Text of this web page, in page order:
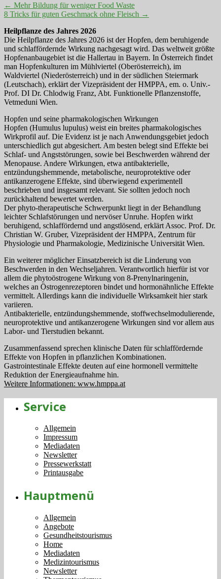
← Mehr Bildung für weniger Food Waste
8 Tricks für guten Geschmack ohne Fleisch →
Heilpflanze des Jahres 2026
Die Heilpflanze des Jahres 2026 ist der Hopfen, dem beruhigende
und schlaffördernde Wirkung nachgesagt wird. Das weltweit größte
Hopfenanbaugebiet ist die Hallertau in Bayern. In Österreich findet
man Hopfenkulturen im Mühlviertel (Oberösterreich), im
Waldviertel (Niederösterreich) und in der südlichen Steiermark
(Leutschach), erklärt der Vizepräsident der HMPPA, em. o. Univ.-
Prof. DI Dr. Chlodwig Franz, Abt. Funktionelle Pflanzenstoffe,
Vetmeduni Wien.
Hopfen und seine pharmakologischen Wirkungen
Hopfen (Humulus lupulus) weist ein breites pharmakologisches
Wirkprofil auf. Die Evidenz ist je nach Anwendungsgebiet jedoch
unterschiedlich gut abgesichert. Am besten belegt sind Effekte bei
Schlaf- und Angststörungen, sowie bei Beschwerden während der
Menopause. Andere Wirkungen, etwa antibakterielle,
entzündungshemmende, metabolische, neuroprotektive oder
antikanzerogene Effekte, sind überwiegend experimentell
beschrieben und insgesamt relevant. Sie sollten jedoch noch
zurückhaltend bewertet werden.
Der phyto-therapeutische Schwerpunkt liegt in der Behandlung
leichter Schlafstörungen und nervöser Unruhe. Hopfen wirkt
beruhigend, schlaffördernd und angstlösend, erklärt Assoc. Prof. Dr.
Christian W. Gruber, Vizepräsident der HMPPA, Zentrum für
Physiologie und Pharmakologie, Medizinische Universität Wien.
Ein weiterer möglicher Einsatzbereich ist die Linderung von
Beschwerden in den Wechseljahren. Verantwortlich hierfür ist vor
allem die phytoöstrogene Wirkung von 8-Prenylnaringenin,
welches an Östrogenrezeptoren bindet und hormonähnliche Effekte
vermittelt. Allerdings kann die individuelle Wirksamkeit hier stark
variieren.
Antibakterielle, entzündungshemmende, stoffwechselmodulierende,
neuroprotektive und antikanzerogene Wirkungen sind vor allem aus
Labor- und Tierstudien bekannt.
Zusammenfassend sprechen klinische Daten für schlaffördernde
Effekte von Hopfen in pflanzlichen Kombinationen.
Gastrointestinale Effekte deuten auf eine hormonell vermittelte
Reduktion der Energieaufnahme hin.
Weitere Informationen: www.hmppa.at
Service
Allgemein
Impressum
Mediadaten
Newsletter
Pressewerkstatt
Printausgabe
Hauptmenü
Allgemein
Angebote
Gesundheitstourismus
Home
Mediadaten
Medizintourismus
Newsletter